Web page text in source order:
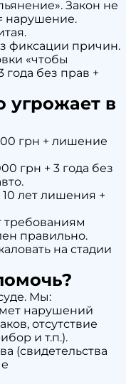
Закон не
нарушение.
фиксации причин.
«чтобы
года без прав +
угрожает в
грн + лишение
грн + 3 года без
лет лишения +
требованиям
правильно.
на стадии
Мы:
нарушений
отсутствие
и т.п.).
(свидетельства